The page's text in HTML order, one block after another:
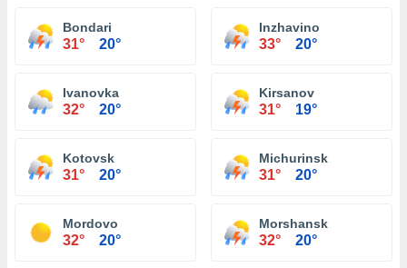
Bondari
31° 20°
Inzhavino
33° 20°
Ivanovka
32° 20°
Kirsanov
31° 19°
Kotovsk
31° 20°
Michurinsk
31° 20°
Mordovo
32° 20°
Morshansk
32° 20°